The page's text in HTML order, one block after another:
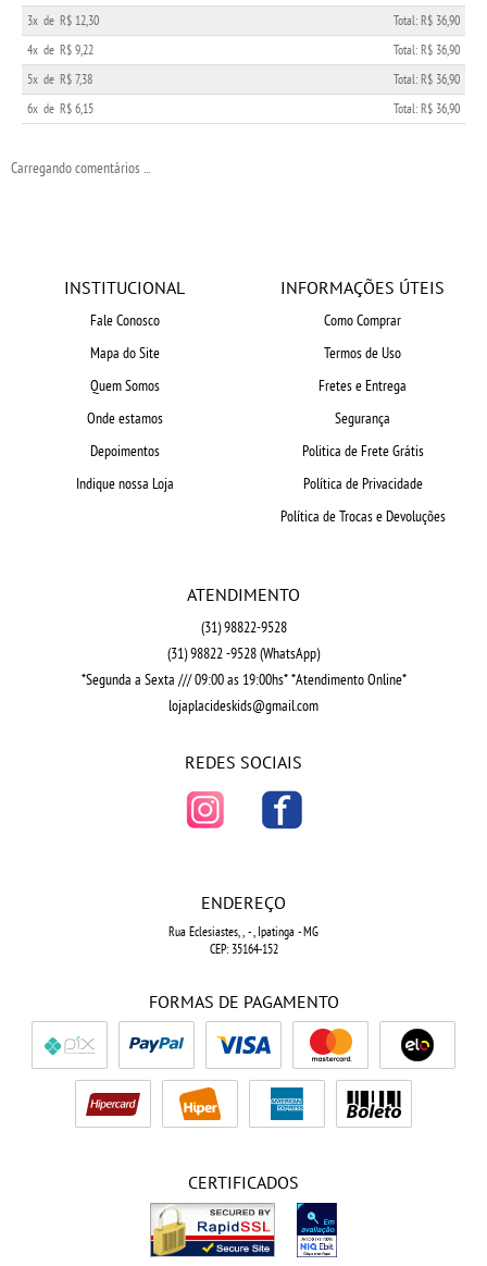
3x de R$ 12,30
Total: R$ 36,90
4x de R$ 9,22
Total: R$ 36,90
5x de R$ 7,38
Total: R$ 36,90
6x de R$ 6,15 Total: R$ 36,90
Carregando comentários ...
INSTITUCIONAL
Fale Conosco
Mapa do Site
Quem Somos
Onde estamos
Depoimentos
Indique nossa Loja
INFORMAÇÕES ÚTEIS
Como Comprar
Termos de Uso
Fretes e Entrega
Segurança
Politica de Frete Grátis
Política de Privacidade
Política de Trocas e Devoluções
ATENDIMENTO
(31)98822-9528
(31)98822 -9528(WhatsApp)
*Segunda a Sexta /// 09:00 as 19:00hs* *Atendimento Online*
lojaplacideskids@gmail.com
REDES SOCIAIS
ENDEREÇO
Rua Eclesiastes, , - , Ipatinga -MG
CEP: 35164-152
FORMAS DE PAGAMENTO
CERTIFICADOS